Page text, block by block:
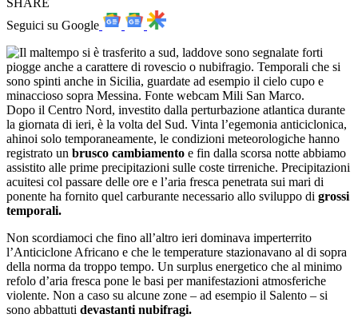
SHARE
Seguici su Google
Dopo il Centro Nord, investito dalla perturbazione atlantica durante
la giornata di ieri, è la volta del Sud. Vinta l’egemonia anticiclonica,
ahinoi solo temporaneamente, le condizioni meteorologiche hanno
registrato un brusco cambiamento e fin dalla scorsa notte abbiamo
assistito alle prime precipitazioni sulle coste tirreniche. Precipitazioni
acuitesi col passare delle ore e l’aria fresca penetrata sui mari di
ponente ha fornito quel carburante necessario allo sviluppo di grossi
temporali.
Non scordiamoci che fino all’altro ieri dominava imperterrito
l’Anticiclone Africano e che le temperature stazionavano al di sopra
della norma da troppo tempo. Un surplus energetico che al minimo
refolo d’aria fresca pone le basi per manifestazioni atmosferiche
violente. Non a caso su alcune zone – ad esempio il Salento – si
sono abbattuti devastanti nubifragi.